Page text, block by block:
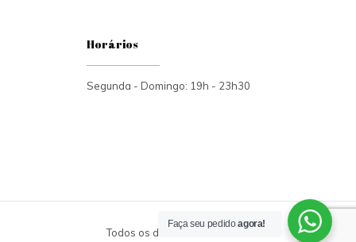
Horários
Segunda - Domingo: 19h - 23h30
Todos os direitos reservados.
Faça seu pedidoagora!